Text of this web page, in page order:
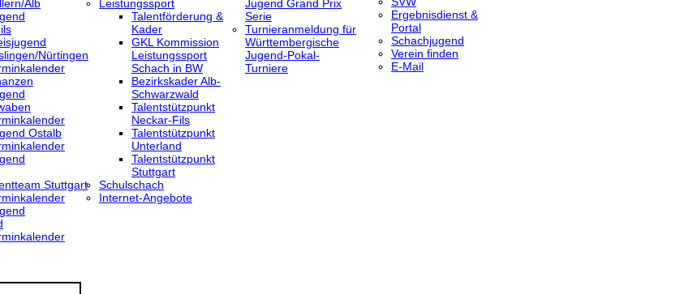
Alb
Nürtingen
Ostalb
Stuttgart
Leistungssport
Talentförderung &
Kader
GKL Kommission
Leistungssport
Schach in BW
Bezirkskader Alb-
Schwarzwald
Talentstützpunkt
Neckar-Fils
Talentstützpunkt
Unterland
Talentstützpunkt
Stuttgart
Schulschach
Internet-Angebote
Jugend Grand Prix
Serie
Turnieranmeldung für
Württembergische
Jugend-Pokal-
Turniere
Ergebnisdienst &
Portal
Schachjugend
Verein finden
E-Mail